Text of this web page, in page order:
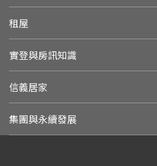
租屋
實登與房訊知識
信義居家
集團與永續發展